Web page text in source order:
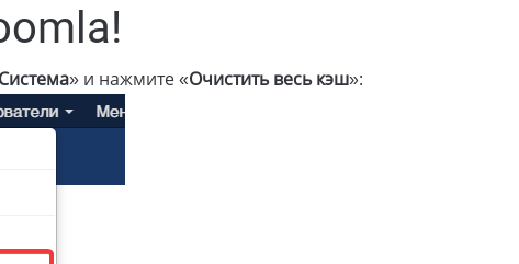
Система» и нажмите «Очистить весь кэш»: